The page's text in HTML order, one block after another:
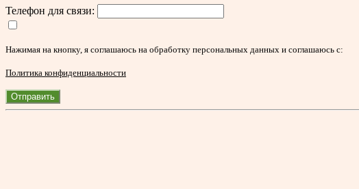
Телефон для связи:
Нажимая на кнопку, я соглашаюсь на обработку персональных данных и соглашаюсь с:
Политика конфиденциальности
Отправить